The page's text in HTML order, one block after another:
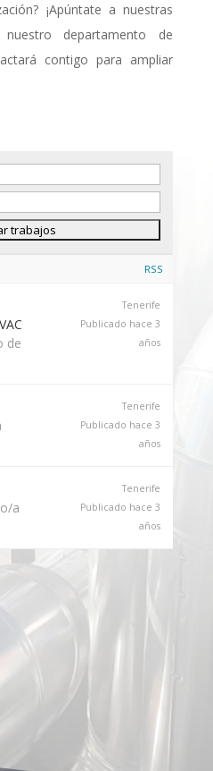
¡Apúntate a nuestras
departamento de
contigo para ampliar
RSS
de
Tenerife
Publicado hace 3
años
Tenerife
Publicado hace 3
años
a
Tenerife
Publicado hace 3
años